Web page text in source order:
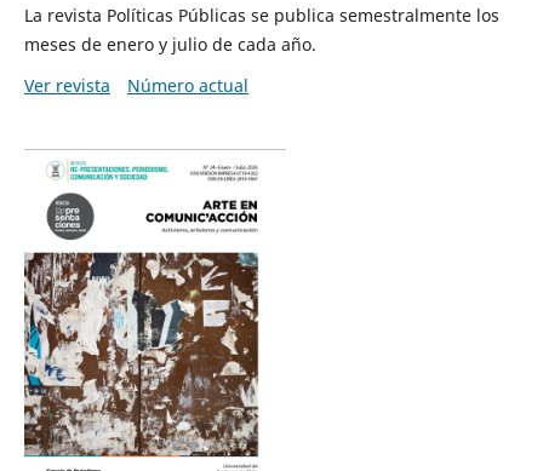
La revista Políticas Públicas se publica semestralmente los
meses de enero y julio de cada año.
Ver revista
Número actual